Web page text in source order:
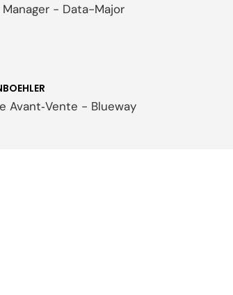
Manager - Data-Major
Avant‑Vente - Blueway